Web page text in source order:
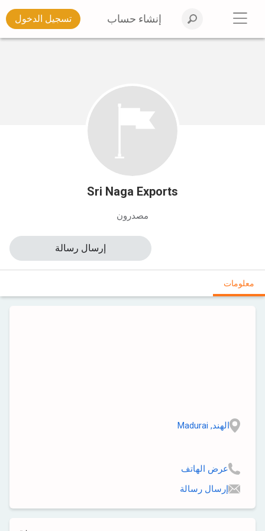
إنشاء حساب تسجيل الدخول
Sri Naga Exports
مصدرون
معلومات
إرسال رسالة
الهند, Madurai
عرض الهاتف
إرسال رسالة